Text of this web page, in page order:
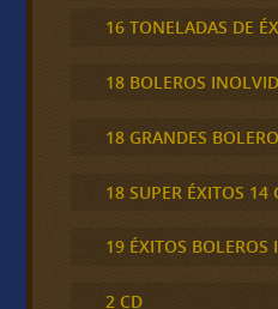
16 TONELADAS DE
18 BOLEROS
18 GRANDES
18 SUPER ÉXITOS 14
19 ÉXITOS BOLEROS
2 CD